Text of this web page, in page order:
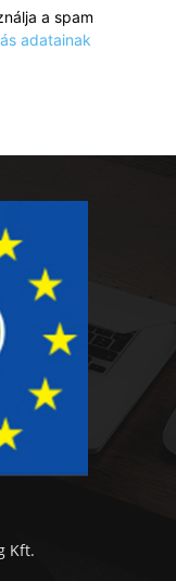
a spam
adatainak
Kft.